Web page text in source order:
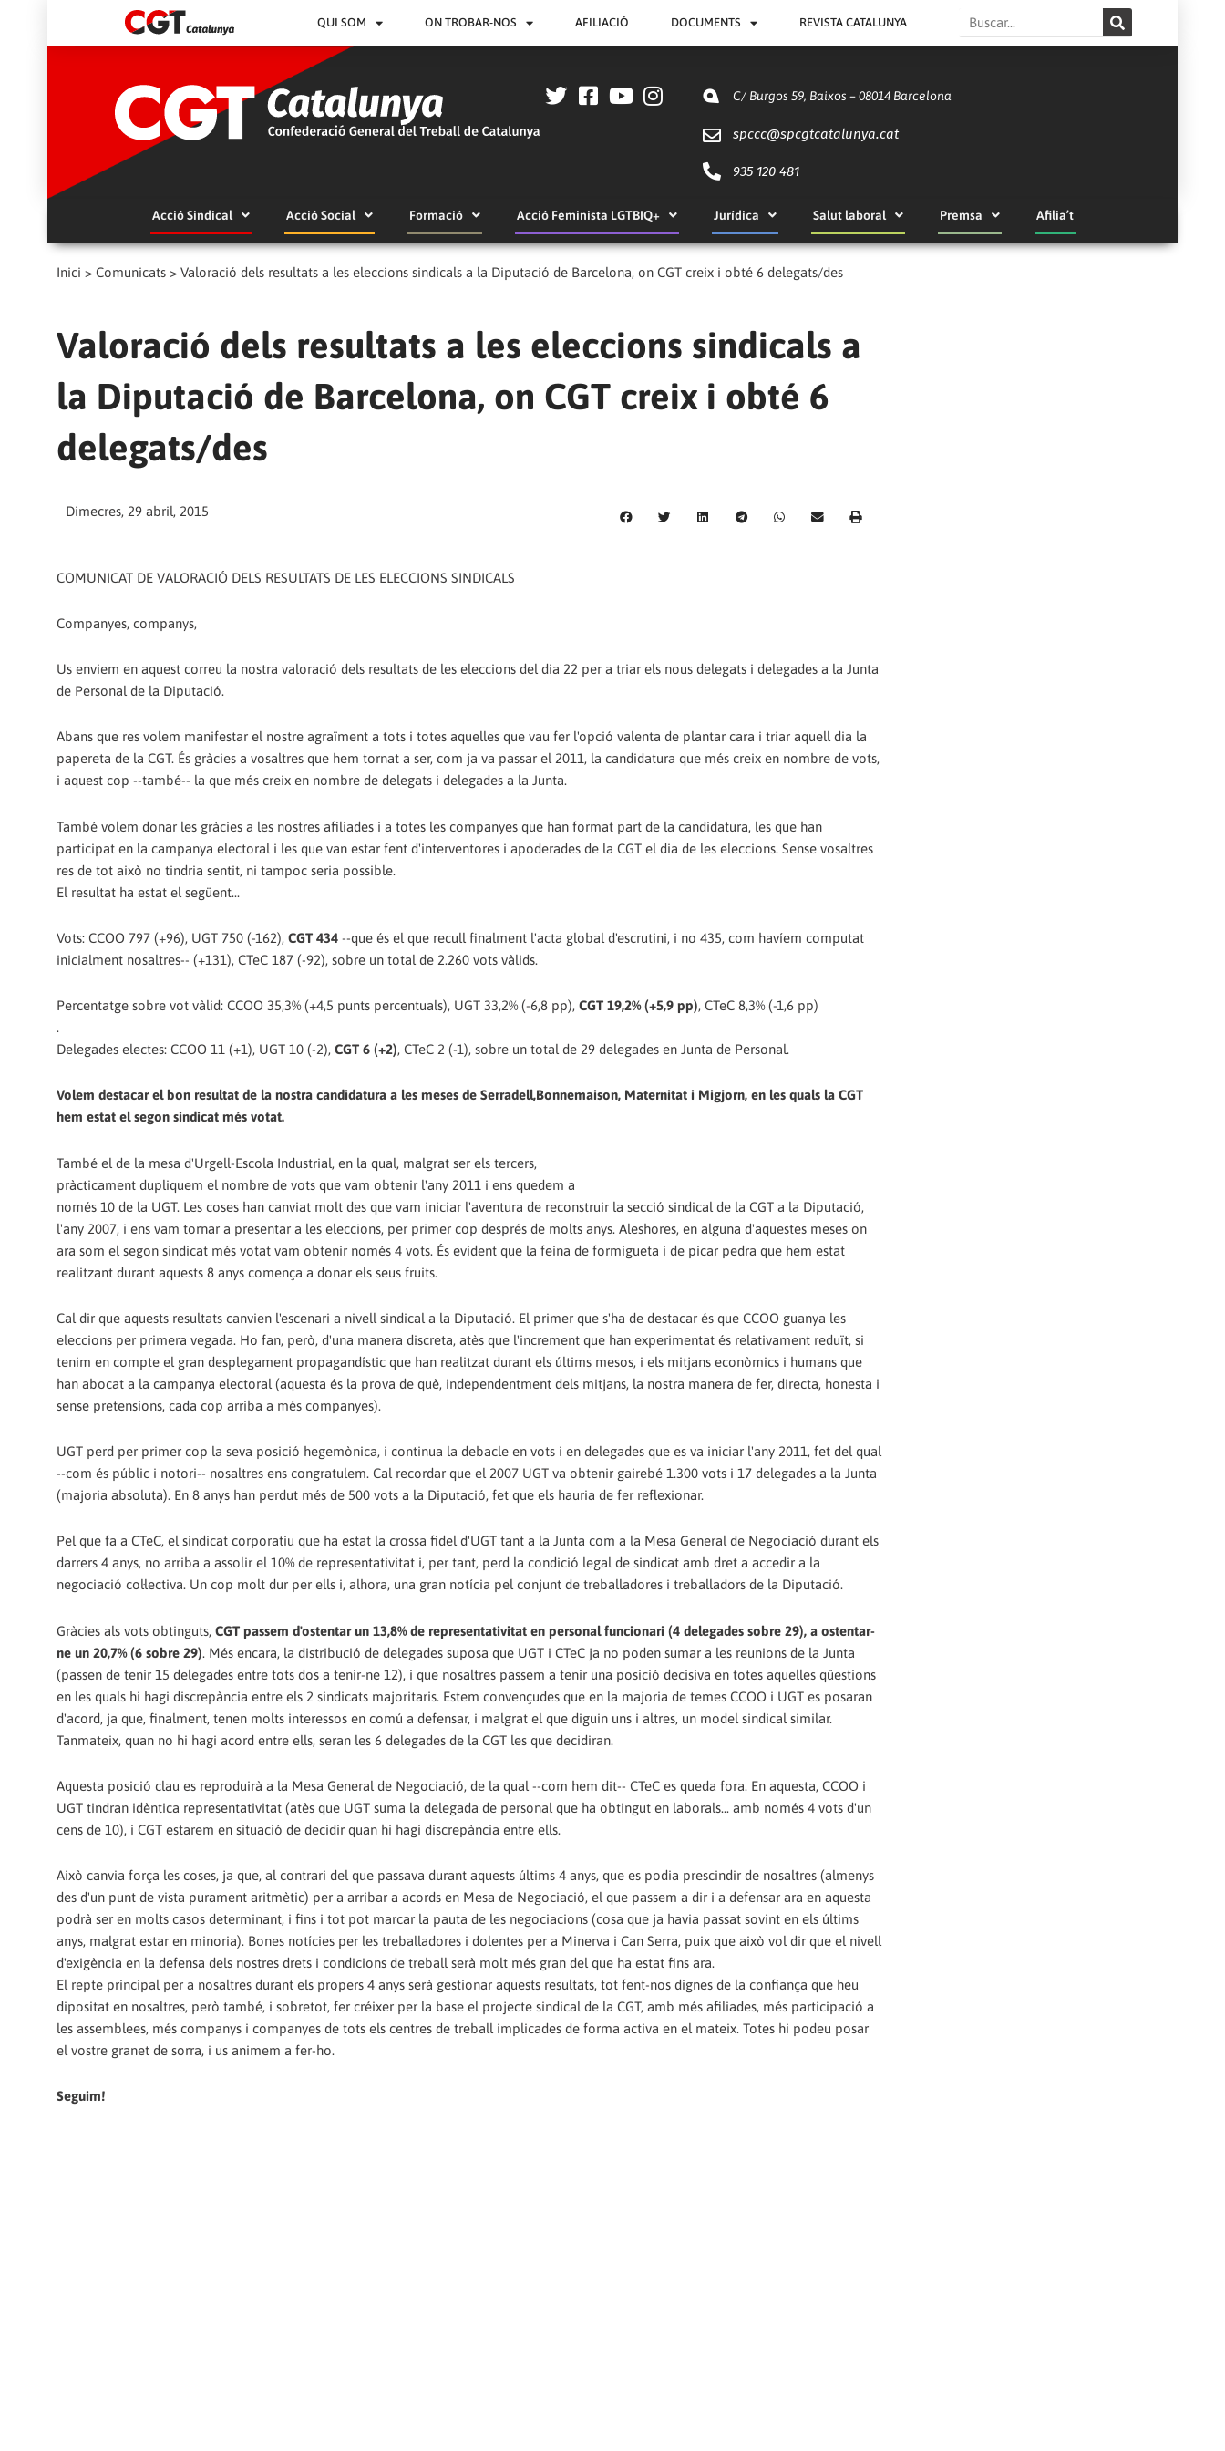
QUI SOM ON TROBAR-NOS AFILIACIÓ DOCUMENTS REVISTA CATALUNYA Search
C/ Burgos 59, Baixos – 08014 Barcelona
spccc@spcgtcatalunya.cat
935 120 481
Acció Sindical Acció Social Formació Acció Feminista LGTBIQ+ Jurídica Salut laboral Premsa Afilia’t
Inici > Comunicats > Valoració dels resultats a les eleccions sindicals a la Diputació de Barcelona, on CGT creix i obté 6 delegats/des
Valoració dels resultats a les eleccions sindicals a
la Diputació de Barcelona, on CGT creix i obté 6
delegats/des
Dimecres, 29 abril, 2015
COMUNICAT DE VALORACIÓ DELS RESULTATS DE LES ELECCIONS SINDICALS
Companyes, companys,
Us enviem en aquest correu la nostra valoració dels resultats de les eleccions del dia 22 per a triar els nous delegats i delegades a la Junta
de Personal de la Diputació.
Abans que res volem manifestar el nostre agraïment a tots i totes aquelles que vau fer l'opció valenta de plantar cara i triar aquell dia la
papereta de la CGT. És gràcies a vosaltres que hem tornat a ser, com ja va passar el 2011, la candidatura que més creix en nombre de vots,
i aquest cop --també-- la que més creix en nombre de delegats i delegades a la Junta.
També volem donar les gràcies a les nostres afiliades i a totes les companyes que han format part de la candidatura, les que han
participat en la campanya electoral i les que van estar fent d'interventores i apoderades de la CGT el dia de les eleccions. Sense vosaltres
res de tot això no tindria sentit, ni tampoc seria possible.
El resultat ha estat el següent...
Vots: CCOO 797 (+96), UGT 750 (-162), CGT 434 --que és el que recull finalment l'acta global d'escrutini, i no 435, com havíem computat
inicialment nosaltres-- (+131), CTeC 187 (-92), sobre un total de 2.260 vots vàlids.
Percentatge sobre vot vàlid: CCOO 35,3% (+4,5 punts percentuals), UGT 33,2% (-6,8 pp), CGT 19,2% (+5,9 pp), CTeC 8,3% (-1,6 pp)
.
Delegades electes: CCOO 11 (+1), UGT 10 (-2), CGT 6 (+2), CTeC 2 (-1), sobre un total de 29 delegades en Junta de Personal.
Volem destacar el bon resultat de la nostra candidatura a les meses de Serradell,Bonnemaison, Maternitat i Migjorn, en les quals la CGT
hem estat el segon sindicat més votat.
També el de la mesa d'Urgell-Escola Industrial, en la qual, malgrat ser els tercers,
pràcticament dupliquem el nombre de vots que vam obtenir l'any 2011 i ens quedem a
només 10 de la UGT. Les coses han canviat molt des que vam iniciar l'aventura de reconstruir la secció sindical de la CGT a la Diputació,
l'any 2007, i ens vam tornar a presentar a les eleccions, per primer cop després de molts anys. Aleshores, en alguna d'aquestes meses on
ara som el segon sindicat més votat vam obtenir només 4 vots. És evident que la feina de formigueta i de picar pedra que hem estat
realitzant durant aquests 8 anys comença a donar els seus fruits.
Cal dir que aquests resultats canvien l'escenari a nivell sindical a la Diputació. El primer que s'ha de destacar és que CCOO guanya les
eleccions per primera vegada. Ho fan, però, d'una manera discreta, atès que l'increment que han experimentat és relativament reduït, si
tenim en compte el gran desplegament propagandístic que han realitzat durant els últims mesos, i els mitjans econòmics i humans que
han abocat a la campanya electoral (aquesta és la prova de què, independentment dels mitjans, la nostra manera de fer, directa, honesta i
sense pretensions, cada cop arriba a més companyes).
UGT perd per primer cop la seva posició hegemònica, i continua la debacle en vots i en delegades que es va iniciar l'any 2011, fet del qual
--com és públic i notori-- nosaltres ens congratulem. Cal recordar que el 2007 UGT va obtenir gairebé 1.300 vots i 17 delegades a la Junta
(majoria absoluta). En 8 anys han perdut més de 500 vots a la Diputació, fet que els hauria de fer reflexionar.
Pel que fa a CTeC, el sindicat corporatiu que ha estat la crossa fidel d'UGT tant a la Junta com a la Mesa General de Negociació durant els
darrers 4 anys, no arriba a assolir el 10% de representativitat i, per tant, perd la condició legal de sindicat amb dret a accedir a la
negociació col·lectiva. Un cop molt dur per ells i, alhora, una gran notícia pel conjunt de treballadores i treballadors de la Diputació.
Gràcies als vots obtinguts, CGT passem d'ostentar un 13,8% de representativitat en personal funcionari (4 delegades sobre 29), a ostentar-
ne un 20,7% (6 sobre 29). Més encara, la distribució de delegades suposa que UGT i CTeC ja no poden sumar a les reunions de la Junta
(passen de tenir 15 delegades entre tots dos a tenir-ne 12), i que nosaltres passem a tenir una posició decisiva en totes aquelles qüestions
en les quals hi hagi discrepància entre els 2 sindicats majoritaris. Estem convençudes que en la majoria de temes CCOO i UGT es posaran
d'acord, ja que, finalment, tenen molts interessos en comú a defensar, i malgrat el que diguin uns i altres, un model sindical similar.
Tanmateix, quan no hi hagi acord entre ells, seran les 6 delegades de la CGT les que decidiran.
Aquesta posició clau es reproduirà a la Mesa General de Negociació, de la qual --com hem dit-- CTeC es queda fora. En aquesta, CCOO i
UGT tindran idèntica representativitat (atès que UGT suma la delegada de personal que ha obtingut en laborals... amb només 4 vots d'un
cens de 10), i CGT estarem en situació de decidir quan hi hagi discrepància entre ells.
Això canvia força les coses, ja que, al contrari del que passava durant aquests últims 4 anys, que es podia prescindir de nosaltres (almenys
des d'un punt de vista purament aritmètic) per a arribar a acords en Mesa de Negociació, el que passem a dir i a defensar ara en aquesta
podrà ser en molts casos determinant, i fins i tot pot marcar la pauta de les negociacions (cosa que ja havia passat sovint en els últims
anys, malgrat estar en minoria). Bones notícies per les treballadores i dolentes per a Minerva i Can Serra, puix que això vol dir que el nivell
d'exigència en la defensa dels nostres drets i condicions de treball serà molt més gran del que ha estat fins ara.
El repte principal per a nosaltres durant els propers 4 anys serà gestionar aquests resultats, tot fent-nos dignes de la confiança que heu
dipositat en nosaltres, però també, i sobretot, fer créixer per la base el projecte sindical de la CGT, amb més afiliades, més participació a
les assemblees, més companys i companyes de tots els centres de treball implicades de forma activa en el mateix. Totes hi podeu posar
el vostre granet de sorra, i us animem a fer-ho.
Seguim!